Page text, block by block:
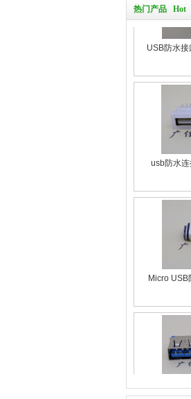
热门产品 Hot
usb防水
Micro USB
usb2.0A